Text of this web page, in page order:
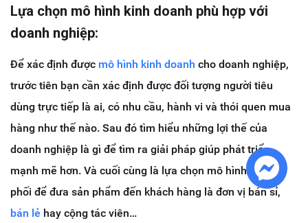
Lựa chọn mô hình kinh doanh phù hợp với
doanh nghiệp:
Để xác định được mô hình kinh doanh cho doanh nghiệp,
trước tiên bạn cần xác định được đối tượng người tiêu
dùng trực tiếp là ai, có nhu cầu, hành vi và thói quen mua
hàng như thế nào. Sau đó tìm hiểu những lợi thế của
doanh nghiệp là gì để tìm ra giải pháp giúp phát triển
mạnh mẽ hơn. Và cuối cùng là lựa chọn mô hình phân
phối để đưa sản phẩm đến khách hàng là đơn vị bán sỉ,
bán lẻ hay cộng tác viên…